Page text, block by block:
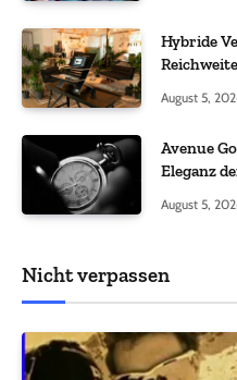
Hybride
August 5,
Avenue
Eleganz
August 5,
Nicht verpassen